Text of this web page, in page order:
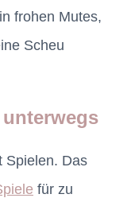
frohen Mutes,
Scheu
Spielen. Das
für zu